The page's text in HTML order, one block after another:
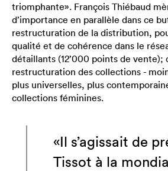
triomphante». François Thiébaud
d’importance en parallèle dans ce
restructuration de la distribution,
qualité et de cohérence dans le
détaillants (12’000 points de vente);
restructuration des collections -
plus universelles, plus
collections féminines.
«Il s’agissait de
Tissot à la